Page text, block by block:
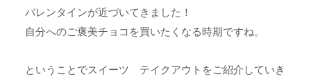
バレンタインが近づいてきました！
自分へのご褒美チョコを買いたくなる時期ですね。
ということでスイーツ テイクアウトをご紹介していき